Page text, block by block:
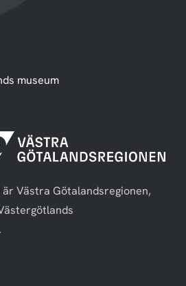
museum
Västra Götalandsregionen,